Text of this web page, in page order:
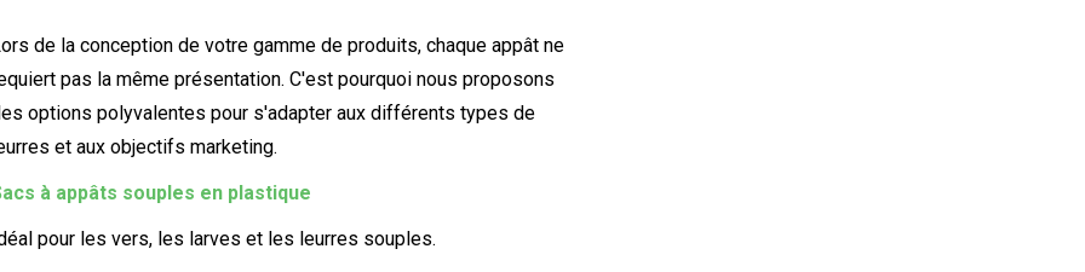
de la conception de votre gamme de produits, chaque appât ne
pas la même présentation. C'est pourquoi nous proposons
options polyvalentes pour s'adapter aux différents types de
et aux objectifs marketing.
à appâts souples en plastique
pour les vers, les larves et les leurres souples.